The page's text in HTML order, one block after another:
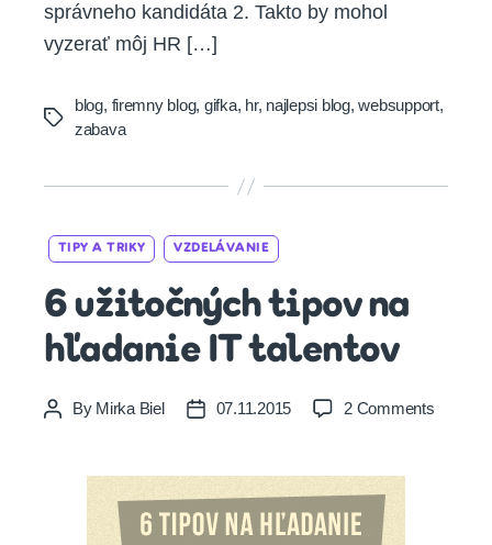
správneho kandidáta 2. Takto by mohol
vyzerať môj HR […]
Tags
blog, firemny blog, gifka, hr, najlepsi blog,websupport,
zabava
Categories
TIPY A TRIKY VZDELÁVANIE
6 užitočných tipov na
hľadanie IT talentov
PostBy Mirka Biel
Post07.11.2015 2 Commentson